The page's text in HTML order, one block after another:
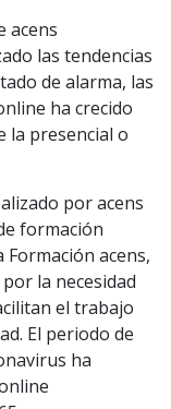
acens
las tendencias
de alarma, las
ha crecido
la presencial o
por acens
formación
acens,
la necesidad
el trabajo
El periodo de
ha